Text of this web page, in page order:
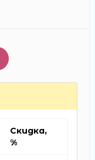
Скидка,
%